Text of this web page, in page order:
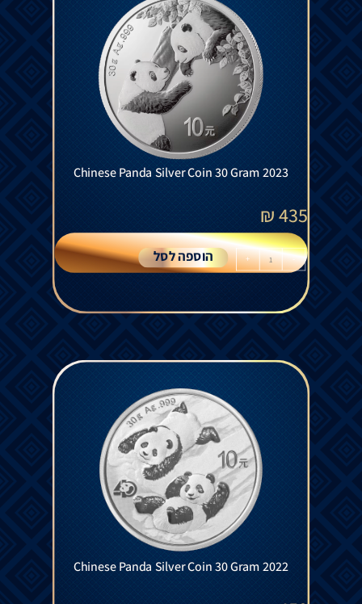
Chinese Panda Silver Coin 30 Gram 2023
435
₪
-
+ הוספה לסל
Chinese Panda Silver Coin 30 Gram 2022